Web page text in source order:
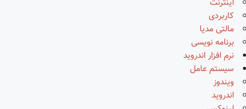
اینترنت
کاربردی
مالتی مدیا
برنامه نویسی
نرم افزار اندروید
سیستم عامل
ویندوز
اندروید